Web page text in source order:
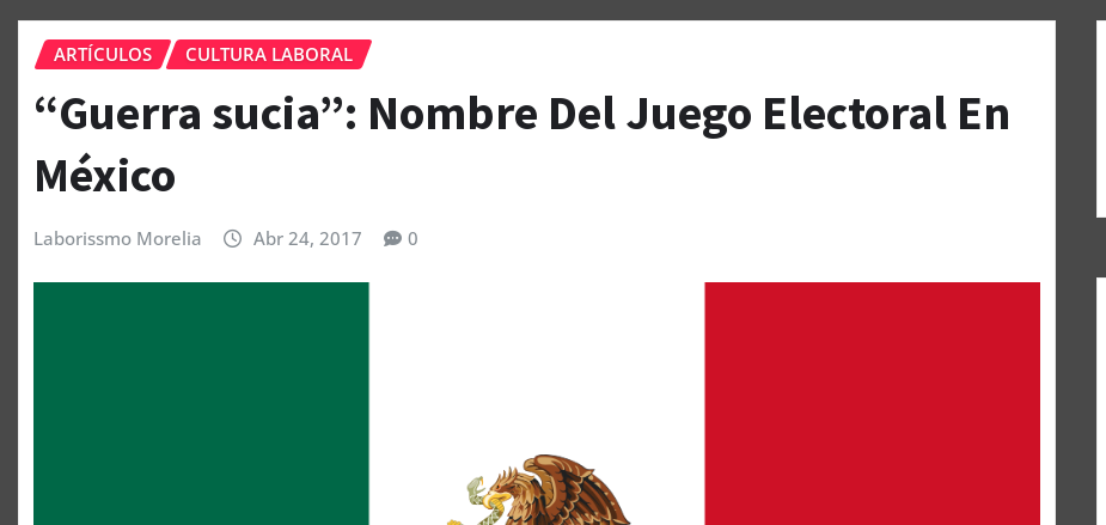
ARTÍCULOS CULTURA LABORAL
“Guerra sucia”: Nombre Del Juego Electoral En
México
Laborissmo Morelia Abr 24, 2017 0